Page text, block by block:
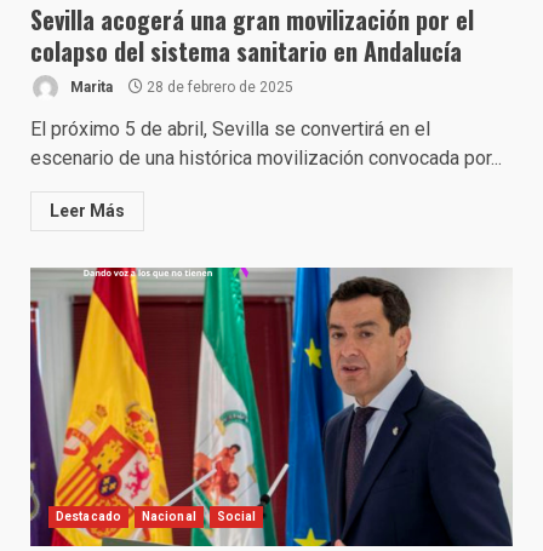
Sevilla acogerá una gran movilización por el
colapso del sistema sanitario en Andalucía
Marita 28 de febrero de 2025
El próximo 5 de abril, Sevilla se convertirá en el
escenario de una histórica movilización convocada por...
Leer Más
Destacado Nacional Social